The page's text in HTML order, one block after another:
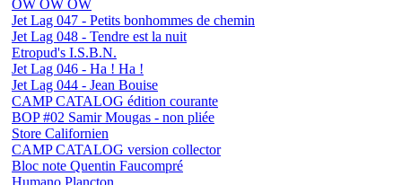
OW OW OW
Jet Lag 047 - Petits bonhommes de chemin
Jet Lag 048 - Tendre est la nuit
Etropud's I.S.B.N.
Jet Lag 046 - Ha ! Ha !
Jet Lag 044 - Jean Bouise
CAMP CATALOG édition courante
BOP #02 Samir Mougas - non pliée
Store Californien
CAMP CATALOG version collector
Bloc note Quentin Faucompré
Humano Plancton